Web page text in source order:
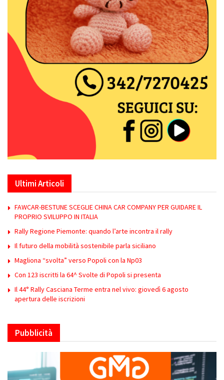
Ultimi Articoli
FAWCAR-BESTUNE SCEGLIE CHINA CAR COMPANY PER GUIDARE IL
PROPRIO SVILUPPO IN ITALIA
Rally Regione Piemonte: quando l’arte incontra il rally
Il futuro della mobilità sostenibile parla siciliano
Magliona “svolta” verso Popoli con la Np03
Con 123 iscritti la 64^ Svolte di Popoli si presenta
Il 44° Rally Casciana Terme entra nel vivo: giovedì 6 agosto
apertura delle iscrizioni
Pubblicità